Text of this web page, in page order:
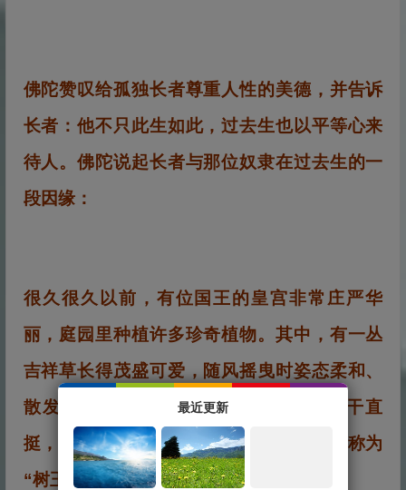
佛陀赞叹给孤独长者尊重人性的美德，并告诉
长者：他不只此生如此，过去生也以平等心来
待人。佛陀说起长者与那位奴隶在过去生的一
段因缘：
很久很久以前，有位国王的皇宫非常庄严华
丽，庭园里种植许多珍奇植物。其中，有一丛
吉祥草长得茂盛可爱，随风摇曳时姿态柔和、
散发清香。还有一棵杏树枝叶繁茂、树干直
挺，是庭园中最雄伟高大的树，因此被人称为
“树王”。
最近更新